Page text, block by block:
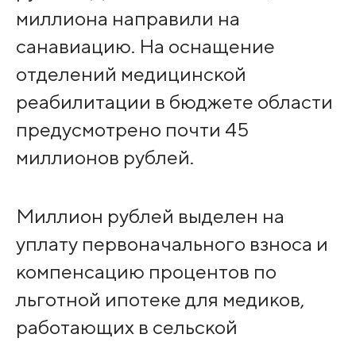
миллиона направили на
санавиацию. На оснащение
отделений медицинской
реабилитации в бюджете области
предусмотрено почти 45
миллионов рублей.
Миллион рублей выделен на
уплату первоначального взноса и
компенсацию процентов по
льготной ипотеке для медиков,
работающих в сельской